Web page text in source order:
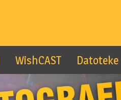
WishCAST Datoteke